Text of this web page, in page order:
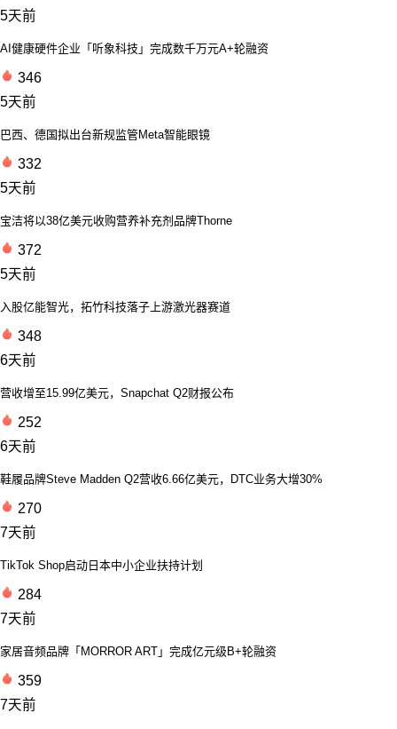
5天前
AI健康硬件企业「听象科技」完成数千万元A+轮融资
346
5天前
巴西、德国拟出台新规监管Meta智能眼镜
332
5天前
宝洁将以38亿美元收购营养补充剂品牌Thorne
372
5天前
入股亿能智光，拓竹科技落子上游激光器赛道
348
6天前
营收增至15.99亿美元，Snapchat Q2财报公布
252
6天前
鞋履品牌Steve Madden Q2营收6.66亿美元，DTC业务大增30%
270
7天前
TikTok Shop启动日本中小企业扶持计划
284
7天前
家居音频品牌「MORROR ART」完成亿元级B+轮融资
359
7天前